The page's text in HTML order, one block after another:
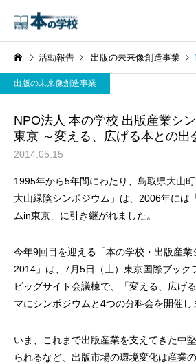
活動報告 出版の未来像創造事業
出版の未来像創造事業
NPO法人 本の学校 出版産業シ
東京 ～変える、広げる本との出
2014.05.15
1995年から5年間にわたり、鳥取県大山
大山緑陰シンポジウム」は、2006年には
ムin東京」に引き継がれました。
今年9回目を迎える「本の学校・出版産
2014」は、7月5日（土）東京国際ブック
ビッグサイト会議棟で、「変える、広げ
マにシンポジウムと4つの分科会を開催し
いま、これまで出版産業を支えてきた中
られるなど、出版市場の環境変化は産業